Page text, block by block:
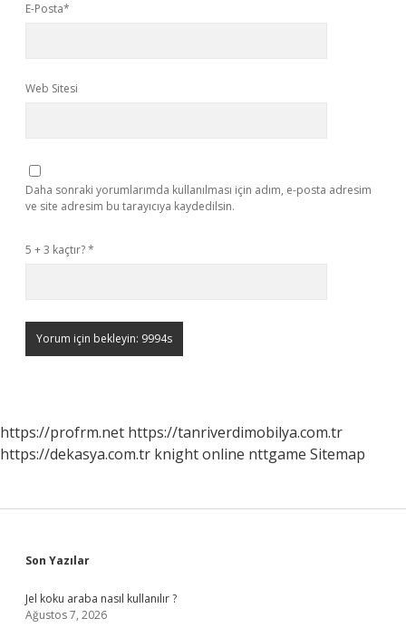
E-Posta*
Web Sitesi
Daha sonraki yorumlarımda kullanılması için adım, e-posta adresim
ve site adresim bu tarayıcıya kaydedilsin.
5 + 3 kaçtır?*
https://profrm.net https://tanriverdimobilya.com.tr
https://dekasya.com.tr knight online nttgame Sitemap
Sidebar
Son Yazılar
Jel koku araba nasıl kullanılır ?
Ağustos 7, 2026